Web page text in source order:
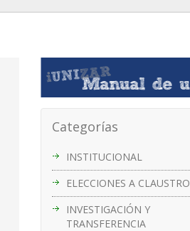
Categorías
INSTITUCIONAL
ELECCIONES A CLAUSTRO
INVESTIGACIÓN Y
TRANSFERENCIA